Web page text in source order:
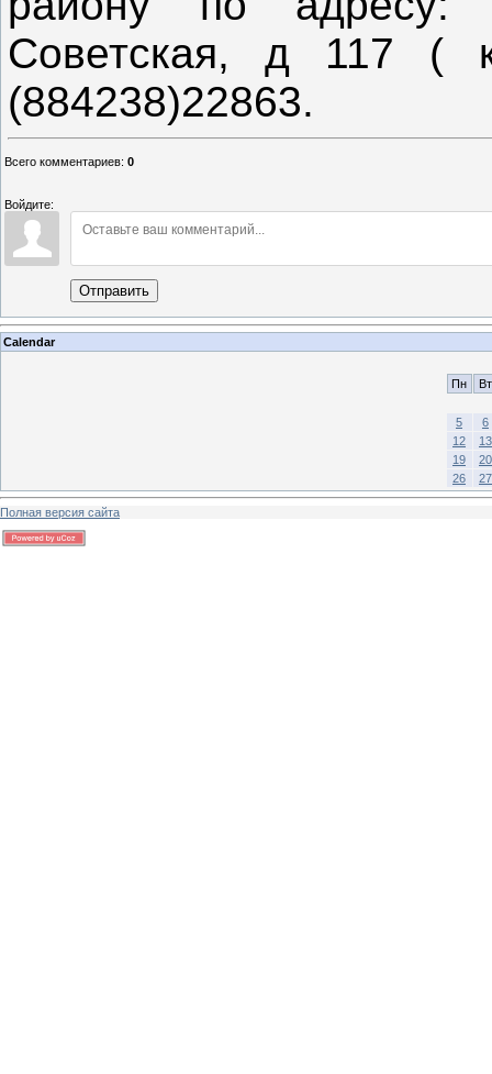
Советская, д 117 (
(884238)22863.
Всего комментариев: 0
Войдите:
Отправить
Calendar
Пн Вт
5
6
12
13
19
20
26
27
Полная версия сайта